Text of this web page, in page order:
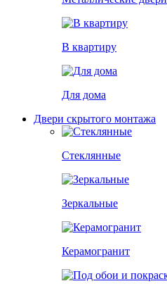
В квартиру
Для дома
Двери скрытого монтажа
Стеклянные
Зеркальные
Керамогранит